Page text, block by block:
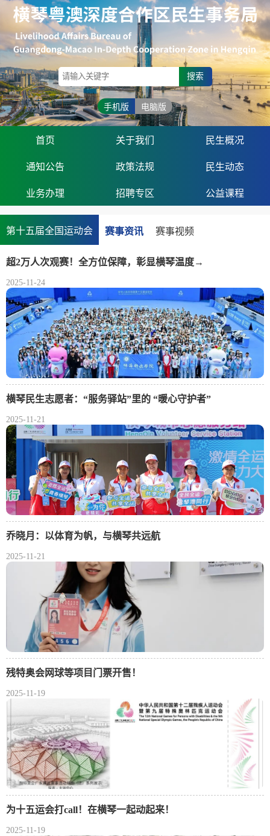
搜索
手机版 电脑版
首页 关于我们 民生概况
通知公告 政策法规 民生动态
业务办理 招聘专区 公益课程
第十五届全国运动会 赛事资讯 赛事视频
超2万人次观赛！全方位保障，彰显横琴温度→
2025-11-24
横琴民生志愿者：“服务驿站”里的 “暖心守护者”
2025-11-21
乔晓月：以体育为帆，与横琴共远航
2025-11-21
残特奥会网球等项目门票开售！
2025-11-19
为十五运会打call！在横琴一起动起来！
2025-11-19